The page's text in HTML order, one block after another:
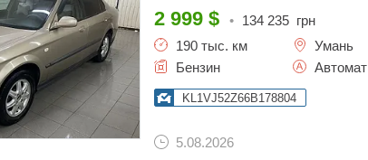
2 999 $ • 134 235 грн
190 тыс. км
Умань
Бензин
Автомат
KL1VJ52Z66B178804
5.08.2026